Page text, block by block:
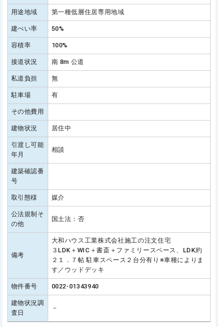
用途地域 第一種低層住居専用地域
建ぺい率 50%
容積率 100%
接道状況 南 8m 公道
私道負担 無
駐車場 有
その他費用
建物状況 居住中
引渡し可能
年月
相談
建築確認番
号
取引態様 媒介
公法規制そ
の他
国土法：否
備考
大和ハウス工業株式会社施工の注文住宅
３LDK＋WIC＋書斎＋ファミリースペース、LDK約
２１．７帖 駐車スペース２台分有り※車種によりま
す／ウッドデッキ
物件番号 0022-01343940
建物状況調
査日
－